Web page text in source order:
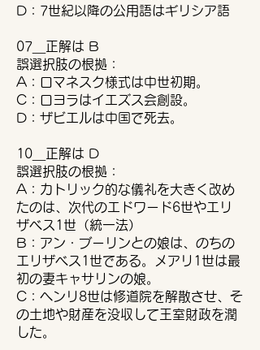
D：7世紀以降の公用語はギリシア語
07＿正解は B
誤選択肢の根拠：
A：ロマネスク様式は中世初期。
C：ロヨラはイエズス会創設。
D：ザビエルは中国で死去。
10＿正解は D
誤選択肢の根拠：
A：カトリック的な儀礼を大きく改め
たのは、次代のエドワード6世やエリ
ザベス1世（統一法）
B：アン・ブーリンとの娘は、のちの
エリザベス1世である。メアリ1世は最
初の妻キャサリンの娘。
C：ヘンリ8世は修道院を解散させ、そ
の土地や財産を没収して王室財政を潤
した。